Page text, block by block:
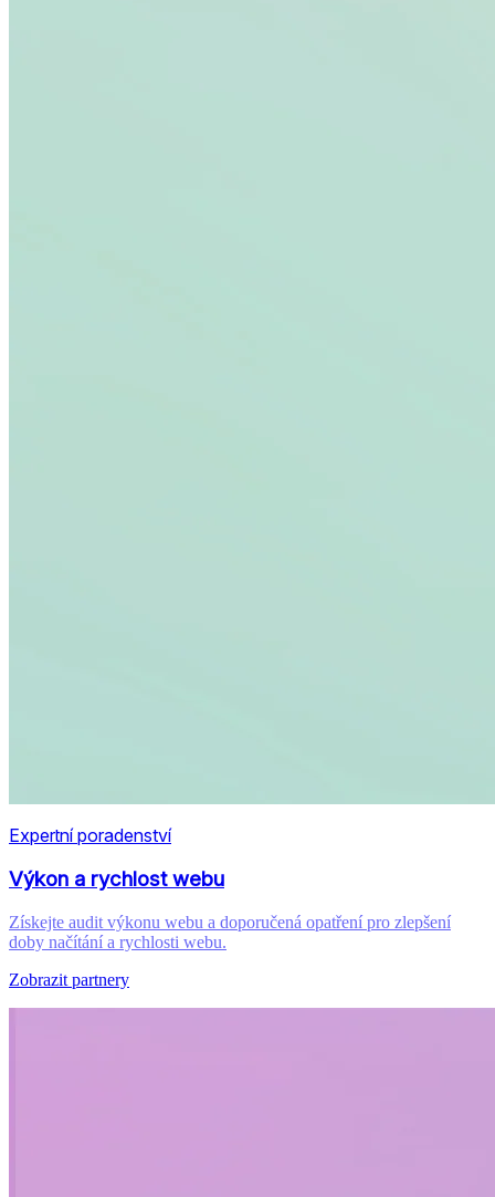
Expertní poradenství
Výkon a rychlost webu
Získejte audit výkonu webu a doporučená opatření pro zlepšení
doby načítání a rychlosti webu.
Zobrazit partnery